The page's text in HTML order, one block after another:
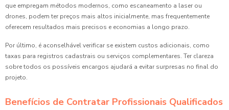
que empregam métodos modernos, como escaneamento a laser ou
drones, podem ter preços mais altos inicialmente, mas frequentemente
oferecem resultados mais precisos e economias a longo prazo.
Por último, é aconselhável verificar se existem custos adicionais, como
taxas para registros cadastrais ou serviços complementares. Ter clareza
sobre todos os possíveis encargos ajudará a evitar surpresas no final do
projeto.
Benefícios de Contratar Profissionais Qualificados